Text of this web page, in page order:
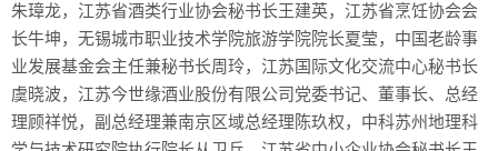
朱璋龙，江苏省酒类行业协会秘书长王建英，江苏省烹饪协会会
长牛坤，无锡城市职业技术学院旅游学院院长夏莹，中国老龄事
业发展基金会主任兼秘书长周玲，江苏国际文化交流中心秘书长
虞晓波，江苏今世缘酒业股份有限公司党委书记、董事长、总经
理顾祥悦，副总经理兼南京区域总经理陈玖权，中科苏州地理科